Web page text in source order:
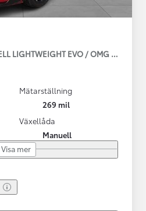
LIGHTWEIGHT EVO / OMG LEV!
Mätarställning
269 mil
Växellåda
Manuell
Visa mer